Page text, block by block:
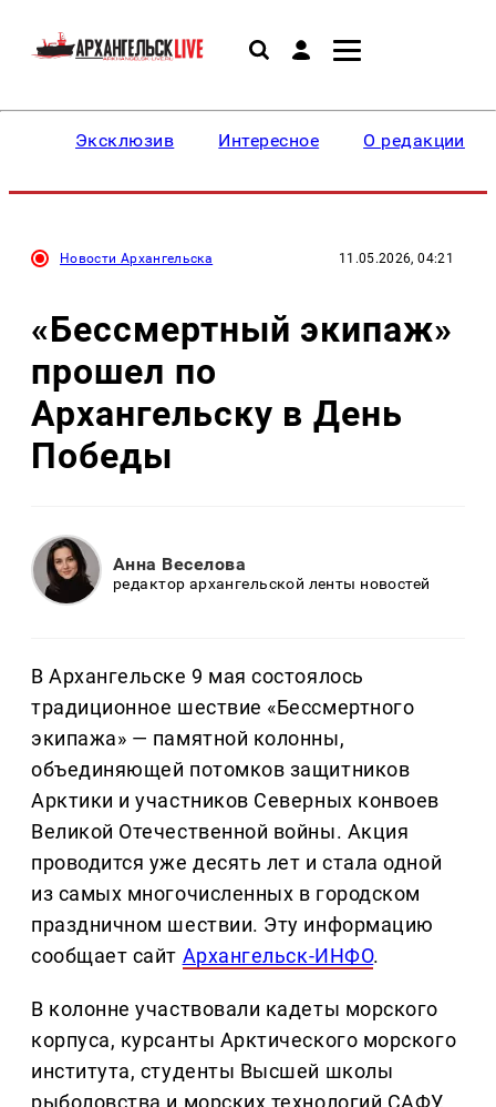
Эксклюзив Интересное О редакции
Новости Архангельска 11.05.2026, 04:21
«Бессмертный экипаж»
прошел по
Архангельску в День
Победы
Анна Веселова
редактор архангельской ленты новостей
В Архангельске 9 мая состоялось
традиционное шествие «Бессмертного
экипажа» — памятной колонны,
объединяющей потомков защитников
Арктики и участников Северных конвоев
Великой Отечественной войны. Акция
проводится уже десять лет и стала одной
из самых многочисленных в городском
праздничном шествии. Эту информацию
сообщает сайт Архангельск-ИНФО.
В колонне участвовали кадеты морского
корпуса, курсанты Арктического морского
института, студенты Высшей школы
рыболовства и морских технологий САФУ,